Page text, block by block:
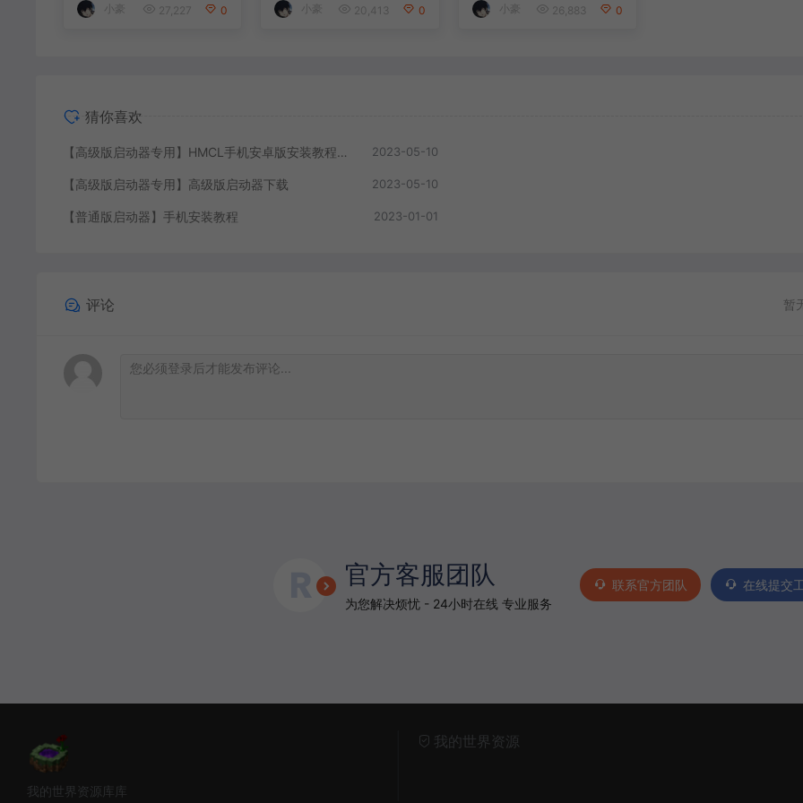
小豪 27,227 0 小豪 20,413 0 小豪 26,883 0
猜你喜欢
【高级版启动器专用】HMCL手机安卓版安装教程视频 2023-05-10
【高级版启动器专用】高级版启动器下载 2023-05-10
【普通版启动器】手机安装教程 2023-01-01
评论 暂
官方客服团队
为您解决烦忧 - 24小时在线 专业服务
联系官方团队 在线提交
我的世界资源库库
我的世界资源